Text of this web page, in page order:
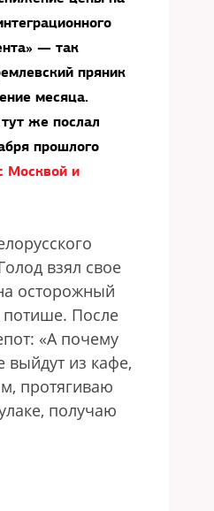
— так
пряник
месяца.
же послал
прошлого
Москвой и
взял свое
осторожный
потише. После
«А почему
выйдут из кафе,
протягиваю
получаю